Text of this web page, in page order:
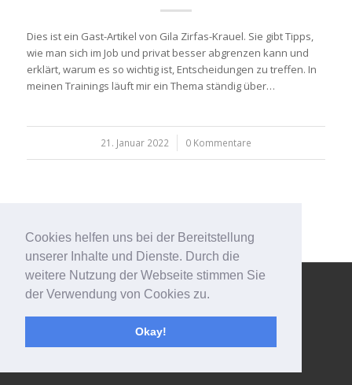
Cookies helfen uns bei der Bereitstellung
unserer Inhalte und Dienste. Durch die
weitere Nutzung der Webseite stimmen Sie
der Verwendung von Cookies zu.
Okay!
Dies ist ein Gast-Artikel von Gila Zirfas-Krauel. Sie gibt Tipps,
wie man sich im Job und privat besser abgrenzen kann und
erklärt, warum es so wichtig ist, Entscheidungen zu treffen. In
meinen Trainings läuft mir ein Thema ständig über…
21. Januar 2022
/ 0 Kommentare
© Copyright - 123effizientdabei - Mehr Effizienz im Büro - mehr
Ordnung am Arbeitsplatz - Aufräumen mit System -
Enfold WordPress Theme
Datenschutzerklärung